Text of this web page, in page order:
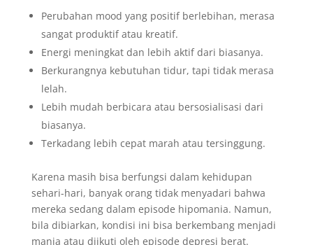
Perubahan mood yang positif berlebihan, merasa
sangat produktif atau kreatif.
Energi meningkat dan lebih aktif dari biasanya.
Berkurangnya kebutuhan tidur, tapi tidak merasa
lelah.
Lebih mudah berbicara atau bersosialisasi dari
biasanya.
Terkadang lebih cepat marah atau tersinggung.
Karena masih bisa berfungsi dalam kehidupan
sehari-hari, banyak orang tidak menyadari bahwa
mereka sedang dalam episode hipomania. Namun,
bila dibiarkan, kondisi ini bisa berkembang menjadi
mania atau diikuti oleh episode depresi berat.